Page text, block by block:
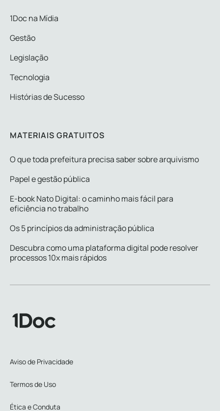
1Doc na Mídia
Gestão
Legislação
Tecnologia
Histórias de Sucesso
MATERIAIS GRATUITOS
O que toda prefeitura precisa saber sobre arquivismo
Papel e gestão pública
E-book Nato Digital: o caminho mais fácil para
eficiência no trabalho
Os 5 princípios da administração pública
Descubra como uma plataforma digital pode resolver
processos 10x mais rápidos
Aviso de Privacidade
Termos de Uso
Ética e Conduta